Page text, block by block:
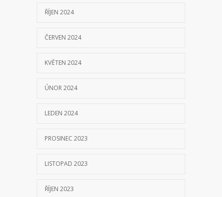
ŘÍJEN 2024
ČERVEN 2024
KVĚTEN 2024
ÚNOR 2024
LEDEN 2024
PROSINEC 2023
LISTOPAD 2023
ŘÍJEN 2023